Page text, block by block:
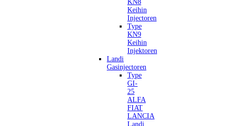
KN8
Keihin
Injectoren
Type
KN9
Keihin
Injektoren
Landi
Gasinjectoren
Type
GI-
25
ALFA
FIAT
LANCIA
Landi